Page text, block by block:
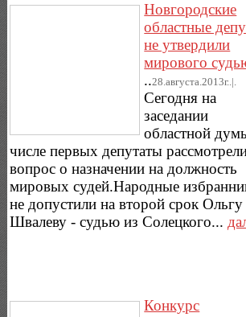
Новгородские
областные
не утвердили
мирового
..28.августа.2013г..|.
Сегодня на
заседании
областной
числе первых депутаты
вопрос о назначении на должность
мировых судей.Народные
не допустили на второй срок Ольгу
Швалеву - судью из Солецкого...
Конкурс